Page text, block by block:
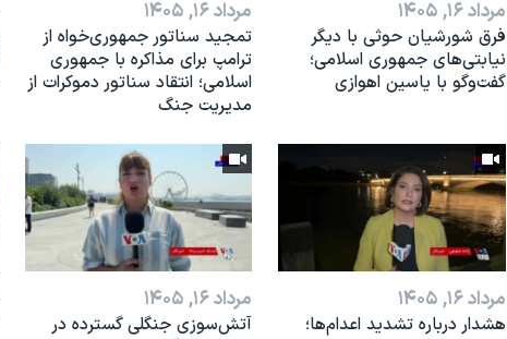
مرداد ۱۶, ۱۴۰۵
فرق شورشیان حوثی با دیگر
نیابتی‌های جمهوری اسلامی؛
گفت‌وگو با یاسین اهوازی
مرداد ۱۶, ۱۴۰۵
تمجید سناتور جمهوری‌خواه از
ترامپ برای مذاکره با جمهوری
اسلامی؛ انتقاد سناتور دموکرات از
مدیریت جنگ
مرداد ۱۶, ۱۴۰۵
هشدار درباره تشدید اعدام‌ها؛
مرداد ۱۶, ۱۴۰۵
آتش‌سوزی جنگلی گسترده در